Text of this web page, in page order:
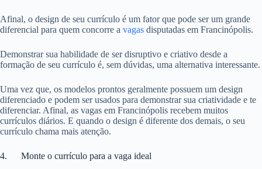
Afinal, o design de seu currículo é um fator que pode ser um grande
diferencial para quem concorre a vagas disputadas em Francinópolis.
Demonstrar sua habilidade de ser disruptivo e criativo desde a
formação de seu currículo é, sem dúvidas, uma alternativa interessante.
Uma vez que, os modelos prontos geralmente possuem um design
diferenciado e podem ser usados para demonstrar sua criatividade e te
diferenciar. Afinal, as vagas em Francinópolis recebem muitos
currículos diários. E quando o design é diferente dos demais, o seu
currículo chama mais atenção.
4. Monte o currículo para a vaga ideal